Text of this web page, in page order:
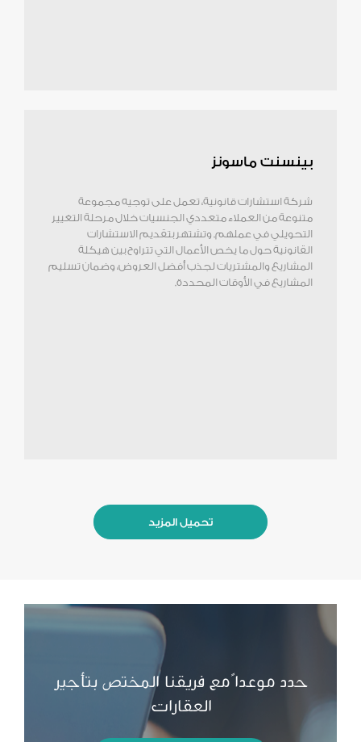
بينسنت ماسونز
شركة استشارات قانونية، تعمل على توجيه مجموعة
متنوعة من العملاء متعددي الجنسيات خلال مرحلة التغيير
التحويلي في عملهم. وتشتهر بتقديم الاستشارات
القانونية حول ما يخص الأعمال التي تتراوح بين هيكلة
المشاريع والمشتريات لجذب أفضل العروض، وضمان تسليم
المشاريع في الأوقات المحددة.
تحميل المزيد
حدد موعداً مع فريقنا المختص بتأجير
العقارات